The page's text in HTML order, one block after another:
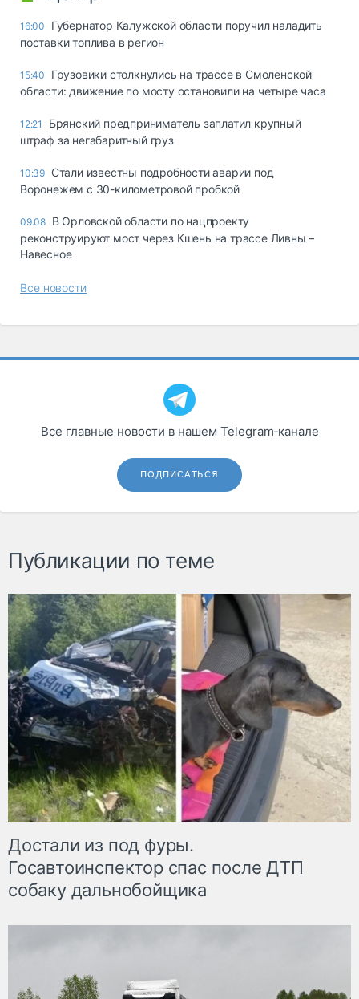
16:00
Губернатор Калужской области поручил наладить
поставки топлива в регион
15:40
Грузовики столкнулись на трассе в Смоленской
области: движение по мосту остановили на четыре часа
12:21
Брянский предприниматель заплатил крупный
штраф за негабаритный груз
10:39 Стали известны подробности аварии под
Воронежем с 30-километровой пробкой
09.08 В Орловской области по нацпроекту
реконструируют мост через Кшень на трассе Ливны –
Навесное
Все новости
Все главные новости в нашем Telegram‑канале
ПОДПИСАТЬСЯ
Публикации по теме
Достали из под фуры.
Госавтоинспектор спас после ДТП
собаку дальнобойщика